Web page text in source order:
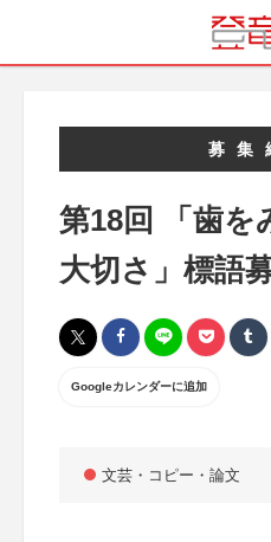
募集
第18回 「歯を
大切さ」標語
Googleカレンダーに追加
文芸・コピー・論文